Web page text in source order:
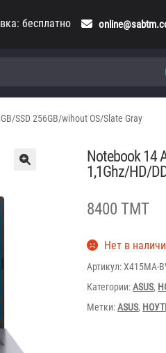
бесплатно
SSD 256GB/wihout OS/Slate Gray
Notebook 14
1,1Ghz/HD/
8400 TMT
Нет в
Артикул:X415MA-
Категории:ASUS,
Метки:ASUS,